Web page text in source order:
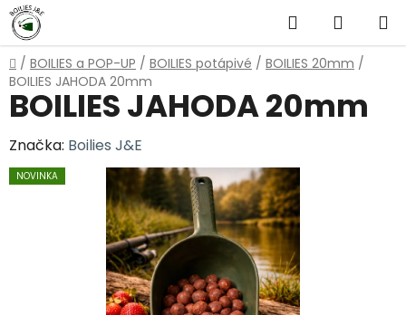
Přejít
na
obsah
Hledat
KOŠÍK
Domů
/ BOILIES a POP-UP / BOILIES potápivé / BOILIES 20mm /
BOILIES JAHODA 20mm
BOILIES JAHODA 20mm
Značka: Boilies J&E
NOVINKA